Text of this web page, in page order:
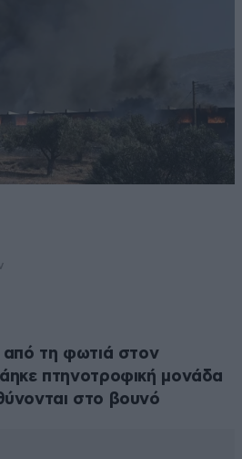
από τη φωτιά στον
πτηνοτροφική μονάδα
στο βουνό